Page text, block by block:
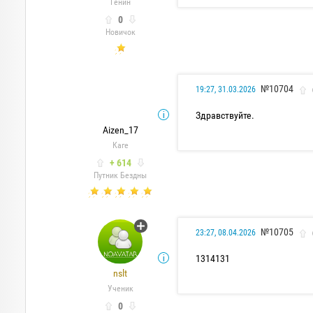
Генин
0
Новичок
Aizen_17
Каге
+ 614
Путник Бездны
19:27, 31.03.2026 №10704
Здравствуйте.
nslt
Ученик
0
23:27, 08.04.2026 №10705
1314131